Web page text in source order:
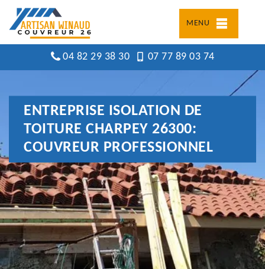
MENU
04 82 29 38 30 07 77 89 03 74
ENTREPRISE ISOLATION DE
TOITURE CHARPEY 26300:
COUVREUR PROFESSIONNEL